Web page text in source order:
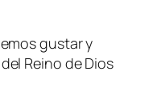
gustar y
Reino de Dios